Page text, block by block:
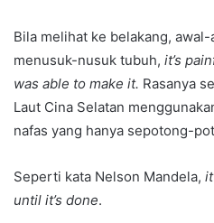
Bila melihat ke belakang,
menusuk-nusuk tubuh, it’s
was able to make it. Rasanya
Laut Cina Selatan
nafas yang hanya sepotong-
Seperti kata Nelson Mandela,
until it’s done.